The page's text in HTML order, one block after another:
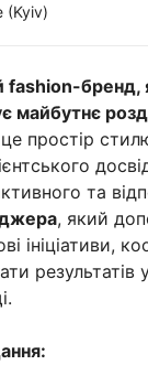
fashion-бренд,
простір
та
, який
ініціативи,
результатів
(Kyiv)